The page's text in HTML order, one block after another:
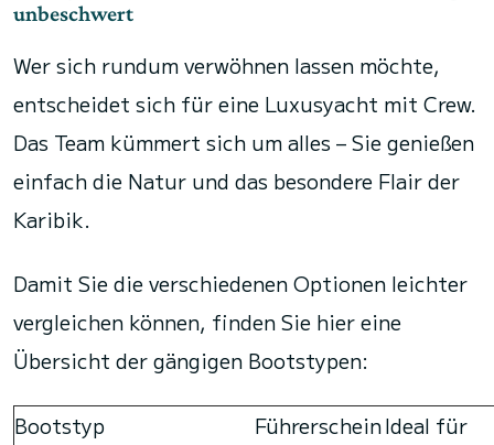
unbeschwert
Wer sich rundum verwöhnen lassen möchte,
entscheidet sich für eine Luxusyacht mit Crew.
Das Team kümmert sich um alles – Sie genießen
einfach die Natur und das besondere Flair der
Karibik.
Damit Sie die verschiedenen Optionen leichter
vergleichen können, finden Sie hier eine
Übersicht der gängigen Bootstypen:
Bootstyp
FührerscheinIdeal für